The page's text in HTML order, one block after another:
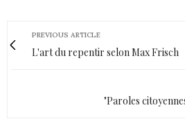
PREVIOUS ARTICLE
L'art du repentir selon Max Frisch
"Paroles